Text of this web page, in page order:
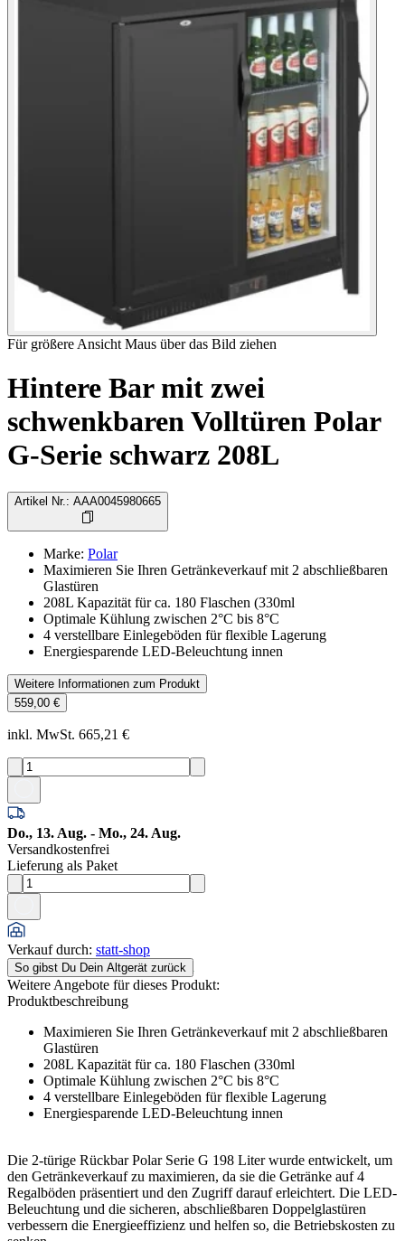
Für größere Ansicht Maus über das Bild ziehen
Hintere Bar mit zwei
schwenkbaren Volltüren Polar
G-Serie schwarz 208L
Artikel Nr. : AAA0045980665
Marke: Polar
Maximieren Sie Ihren Getränkeverkauf mit 2 abschließbaren
Glastüren
208L Kapazität für ca. 180 Flaschen (330ml
Optimale Kühlung zwischen 2°C bis 8°C
4 verstellbare Einlegeböden für flexible Lagerung
Energiesparende LED-Beleuchtung innen
Weitere Informationen zum Produkt
559,00 €
inkl. MwSt. 665,21 €
Do., 13. Aug. - Mo., 24. Aug.
Versandkostenfrei
Lieferung als Paket
Verkauf durch: statt-shop
So gibst Du Dein Altgerät zurück
Weitere Angebote für dieses Produkt:
Produktbeschreibung
Maximieren Sie Ihren Getränkeverkauf mit 2 abschließbaren
Glastüren
208L Kapazität für ca. 180 Flaschen (330ml
Optimale Kühlung zwischen 2°C bis 8°C
4 verstellbare Einlegeböden für flexible Lagerung
Energiesparende LED-Beleuchtung innen
Die 2-türige Rückbar Polar Serie G 198 Liter wurde entwickelt, um
den Getränkeverkauf zu maximieren, da sie die Getränke auf 4
Regalböden präsentiert und den Zugriff darauf erleichtert. Die LED-
Beleuchtung und die sicheren, abschließbaren Doppelglastüren
verbessern die Energieeffizienz und helfen so, die Betriebskosten zu